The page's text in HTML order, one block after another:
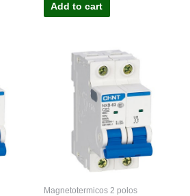
Add to cart
Magnetotermicos 2 polos